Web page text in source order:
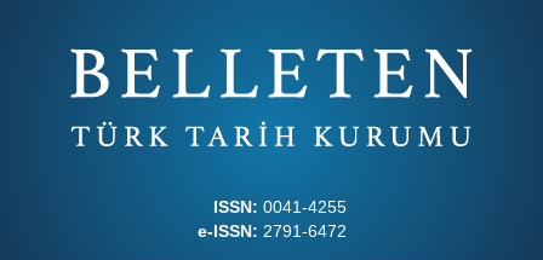
ISSN: 0041-4255
e-ISSN: 2791-6472